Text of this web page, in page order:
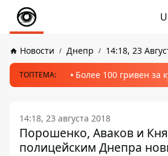
Новости Днепр 14:18, 23
ТОПТЕМА: Более 100 гривен за
14:18, 23 августа 2018
Порошенко, Аваков и
полицейским Днепра